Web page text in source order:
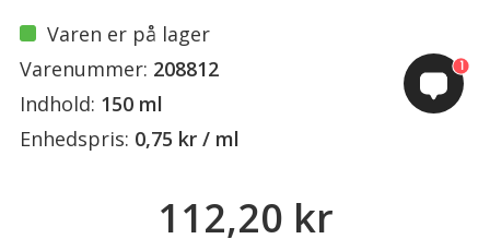
Varen er på lager
Varenummer: 208812
Indhold: 150 ml
Enhedspris: 0,75 kr / ml
112,20 kr
1